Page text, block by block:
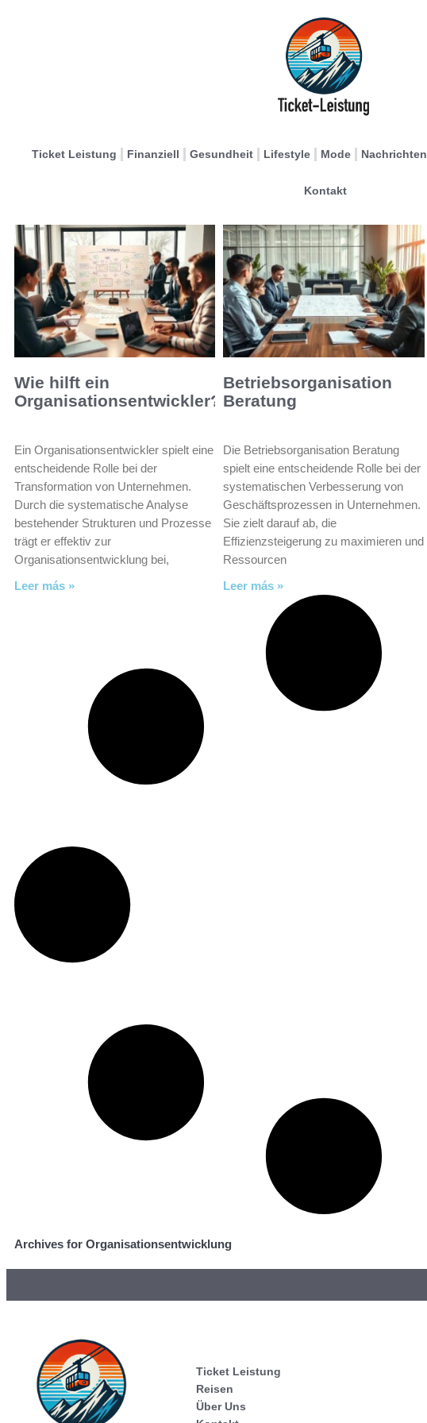
Ticket Leistung Finanziell Gesundheit Lifestyle Mode Nachrichten
Kontakt
Wie hilft ein
Organisationsentwickler?
Ein Organisationsentwickler spielt eine
entscheidende Rolle bei der
Transformation von Unternehmen.
Durch die systematische Analyse
bestehender Strukturen und Prozesse
trägt er effektiv zur
Organisationsentwicklung bei,
Leer más »
Betriebsorganisation
Beratung
Die Betriebsorganisation Beratung
spielt eine entscheidende Rolle bei der
systematischen Verbesserung von
Geschäftsprozessen in Unternehmen.
Sie zielt darauf ab, die
Effizienzsteigerung zu maximieren und
Ressourcen
Leer más »
Archives for Organisationsentwicklung
Ticket Leistung
Reisen
Über Uns